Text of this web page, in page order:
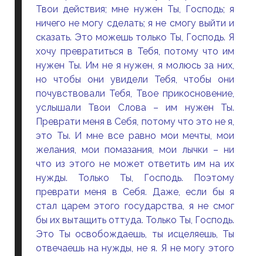
Твои действия; мне нужен Ты, Господь; я
ничего не могу сделать; я не смогу выйти и
сказать. Это можешь только Ты, Господь. Я
хочу превратиться в Тебя, потому что им
нужен Ты. Им не я нужен, я молюсь за них,
но чтобы они увидели Тебя, чтобы они
почувствовали Тебя, Твое прикосновение,
услышали Твои Слова – им нужен Ты.
Преврати меня в Себя, потому что это не я,
это Ты. И мне все равно мои мечты, мои
желания, мои помазания, мои лычки – ни
что из этого не может ответить им на их
нужды. Только Ты, Господь. Поэтому
преврати меня в Себя. Даже, если бы я
стал царем этого государства, я не смог
бы их вытащить оттуда. Только Ты, Господь.
Это Ты освобождаешь, ты исцеляешь, Ты
отвечаешь на нужды, не я. Я не могу этого